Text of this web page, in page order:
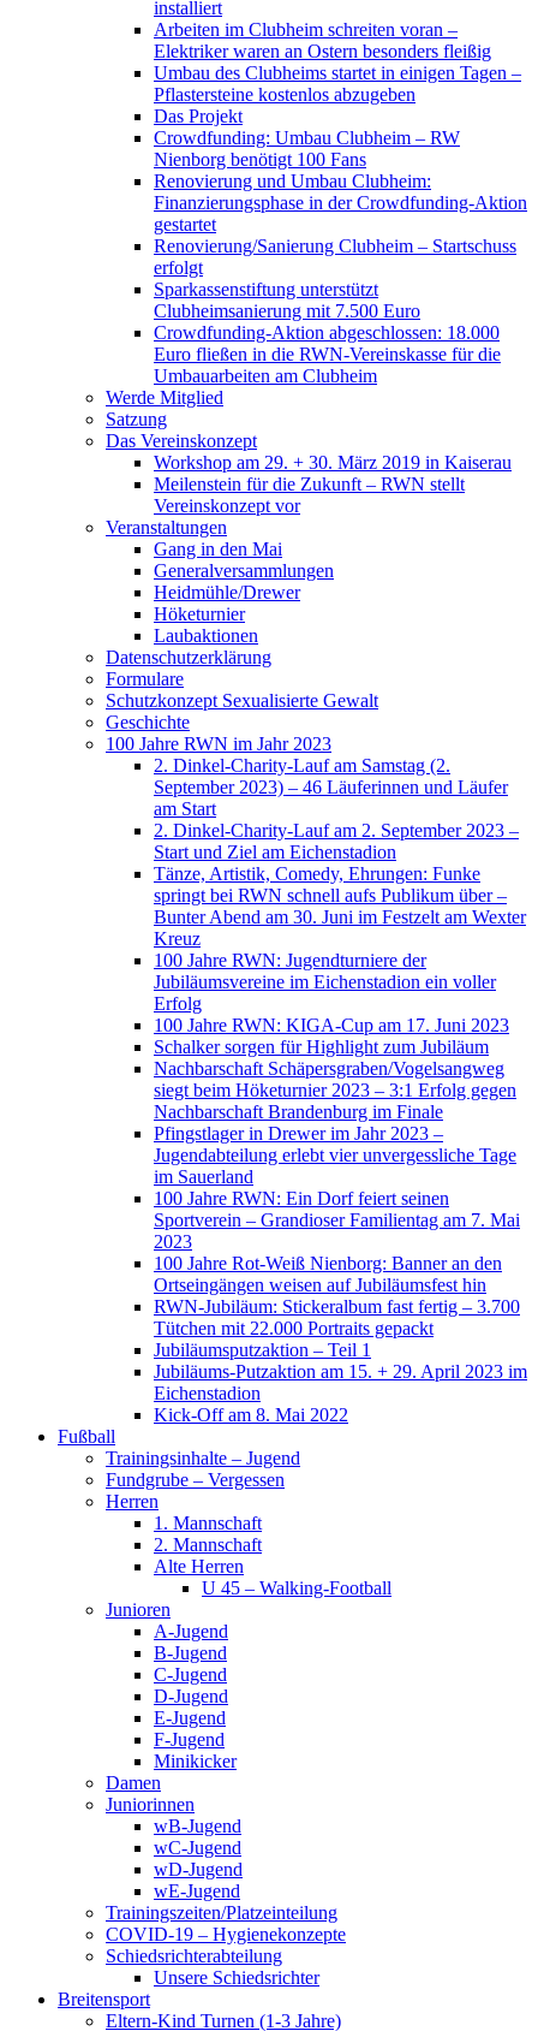
installiert
Arbeiten im Clubheim schreiten voran –
Elektriker waren an Ostern besonders fleißig
Umbau des Clubheims startet in einigen Tagen –
Pflastersteine kostenlos abzugeben
Das Projekt
Crowdfunding: Umbau Clubheim – RW
Nienborg benötigt 100 Fans
Renovierung und Umbau Clubheim:
Finanzierungsphase in der Crowdfunding-Aktion
gestartet
Renovierung/Sanierung Clubheim – Startschuss
erfolgt
Sparkassenstiftung unterstützt
Clubheimsanierung mit 7.500 Euro
Crowdfunding-Aktion abgeschlossen: 18.000
Euro fließen in die RWN-Vereinskasse für die
Umbauarbeiten am Clubheim
Werde Mitglied
Satzung
Das Vereinskonzept
Workshop am 29. + 30. März 2019 in Kaiserau
Meilenstein für die Zukunft – RWN stellt
Vereinskonzept vor
Veranstaltungen
Gang in den Mai
Generalversammlungen
Heidmühle/Drewer
Höketurnier
Laubaktionen
Datenschutzerklärung
Formulare
Schutzkonzept Sexualisierte Gewalt
Geschichte
100 Jahre RWN im Jahr 2023
2. Dinkel-Charity-Lauf am Samstag (2.
September 2023) – 46 Läuferinnen und Läufer
am Start
2. Dinkel-Charity-Lauf am 2. September 2023 –
Start und Ziel am Eichenstadion
Tänze, Artistik, Comedy, Ehrungen: Funke
springt bei RWN schnell aufs Publikum über –
Bunter Abend am 30. Juni im Festzelt am Wexter
Kreuz
100 Jahre RWN: Jugendturniere der
Jubiläumsvereine im Eichenstadion ein voller
Erfolg
100 Jahre RWN: KIGA-Cup am 17. Juni 2023
Schalker sorgen für Highlight zum Jubiläum
Nachbarschaft Schäpersgraben/Vogelsangweg
siegt beim Höketurnier 2023 – 3:1 Erfolg gegen
Nachbarschaft Brandenburg im Finale
Pfingstlager in Drewer im Jahr 2023 –
Jugendabteilung erlebt vier unvergessliche Tage
im Sauerland
100 Jahre RWN: Ein Dorf feiert seinen
Sportverein – Grandioser Familientag am 7. Mai
2023
100 Jahre Rot-Weiß Nienborg: Banner an den
Ortseingängen weisen auf Jubiläumsfest hin
RWN-Jubiläum: Stickeralbum fast fertig – 3.700
Tütchen mit 22.000 Portraits gepackt
Jubiläumsputzaktion – Teil 1
Jubiläums-Putzaktion am 15. + 29. April 2023 im
Eichenstadion
Kick-Off am 8. Mai 2022
Fußball
Trainingsinhalte – Jugend
Fundgrube – Vergessen
Herren
1. Mannschaft
2. Mannschaft
Alte Herren
U 45 – Walking-Football
Junioren
A-Jugend
B-Jugend
C-Jugend
D-Jugend
E-Jugend
F-Jugend
Minikicker
Damen
Juniorinnen
wB-Jugend
wC-Jugend
wD-Jugend
wE-Jugend
Trainingszeiten/Platzeinteilung
COVID-19 – Hygienekonzepte
Schiedsrichterabteilung
Unsere Schiedsrichter
Breitensport
Eltern-Kind Turnen (1-3 Jahre)